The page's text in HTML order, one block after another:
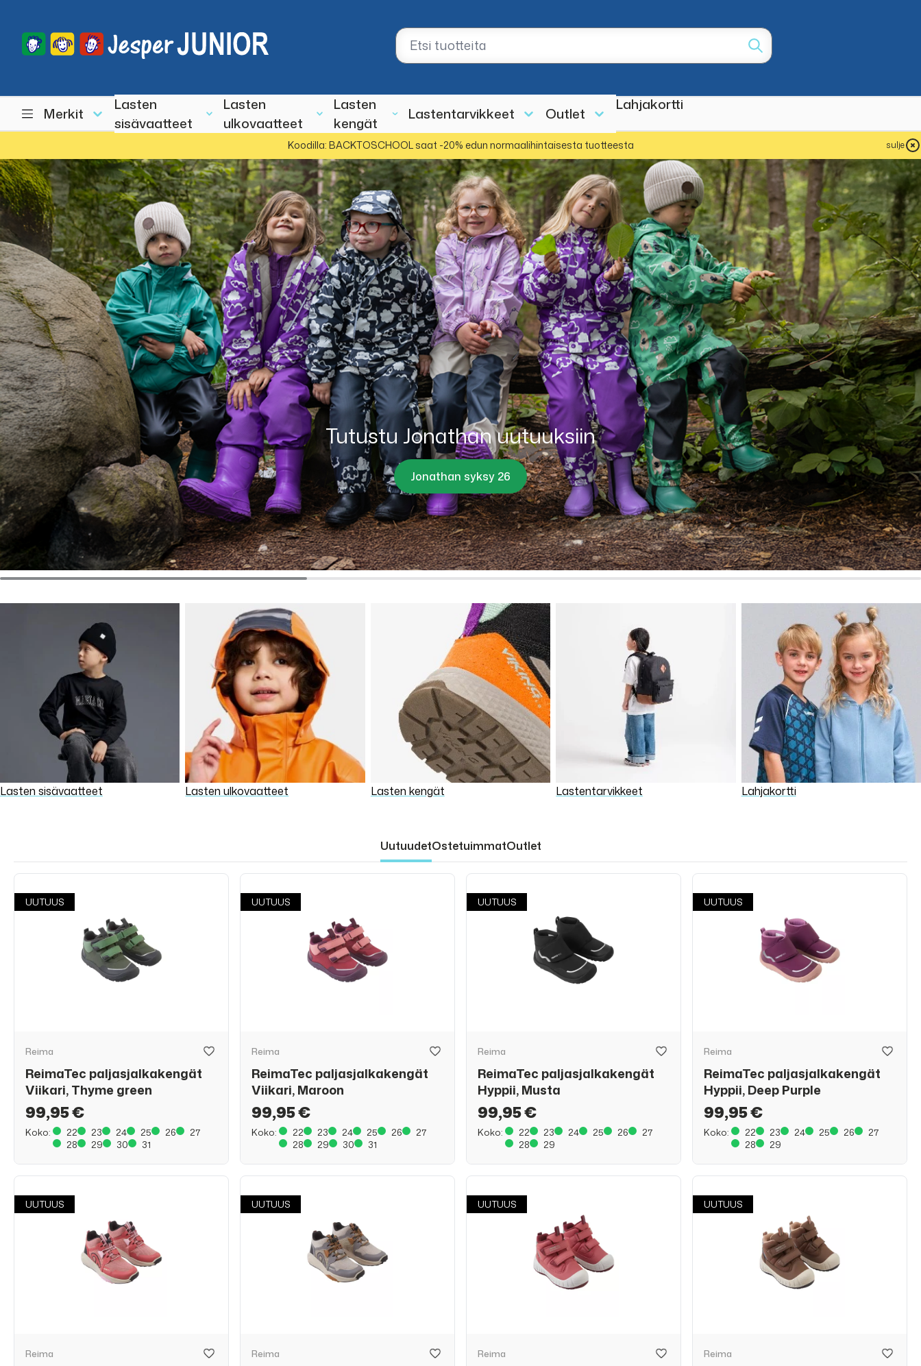
Merkit
Lasten
sisävaatteet
Lasten
ulkovaatteet
Lasten
kengät
Lastentarvikkeet Outlet
Lahjakortti
Koodilla: BACKTOSCHOOL saat -20% edun normaalihintaisesta tuotteesta sulje
Tutustu Jonathan uutuuksiin
Jonathan syksy 26
Lasten sisävaatteet Lasten ulkovaatteet Lasten kengät Lastentarvikkeet Lahjakortti
UutuudetOstetuimmatOutlet
UUTUUS
Reima
ReimaTec paljasjalkakengät
Viikari, Thyme green
99,95 €
Koko: 22 23 24 25 26
27
28
29 30 31
UUTUUS
Reima
ReimaTec paljasjalkakengät
Viikari, Maroon
99,95 €
Koko: 22 23 24 25 26
27
28
29 30 31
UUTUUS
Reima
ReimaTec paljasjalkakengät
Hyppii, Musta
99,95 €
Koko: 22 23 24 25 26
27
28
29
UUTUUS
Reima
ReimaTec paljasjalkakengät
Hyppii, Deep Purple
99,95 €
Koko: 22 23 24 25 26
27
28
29
UUTUUS
Reima
UUTUUS
Reima
UUTUUS
Reima
UUTUUS
Reima